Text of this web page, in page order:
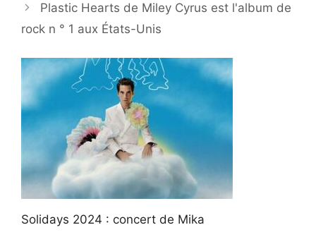
Plastic Hearts de Miley Cyrus est l'album de
rock n ° 1 aux États-Unis
Solidays 2024 : concert de Mika